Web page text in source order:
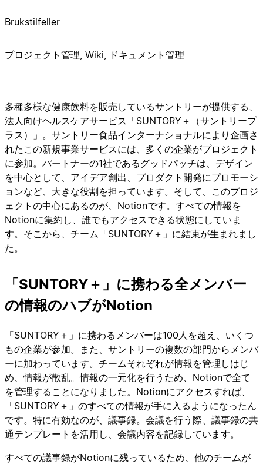
多種多様な健康飲料を販売しているサントリーが提供する、
法人向けヘルスケアサービス「SUNTORY＋（サントリープ
ラス）」。サントリー食品インターナショナルにより企画さ
れたこの新規事業サービスには、多くの企業がプロジェクト
に参加。パートナーの1社であるグッドパッチは、デザイン
を中心として、アイデア創出、プロダクト開発にプロモーシ
ョンなど、大きな役割を担っています。そして、このプロジ
ェクトの中心にあるのが、Notionです。すべての情報を
Notionに集約し、誰でもアクセスできる状態にしていま
す。そこから、チーム「SUNTORY＋」に結束が生まれまし
た。
「SUNTORY＋」に携わる全メンバー
の情報のハブがNotion
「SUNTORY＋」に携わるメンバーは100人を超え、いくつ
もの企業が参加。また、サントリーの複数の部門からメンバ
ーに加わっています。チームそれぞれが情報を管理しはじ
め、情報が散乱。情報の一元化を行うため、Notionで全て
を管理することになりました。Notionにアクセスすれば、
「SUNTORY＋」のすべての情報が手に入るようになったん
です。特に有効なのが、議事録。会議を行う際、議事録の共
通テンプレートを活用し、会議内容を記録しています。
すべての議事録がNotionに残っているため、他のチームが
Brukstilfeller
プロジェクト管理, Wiki, ドキュメント管理